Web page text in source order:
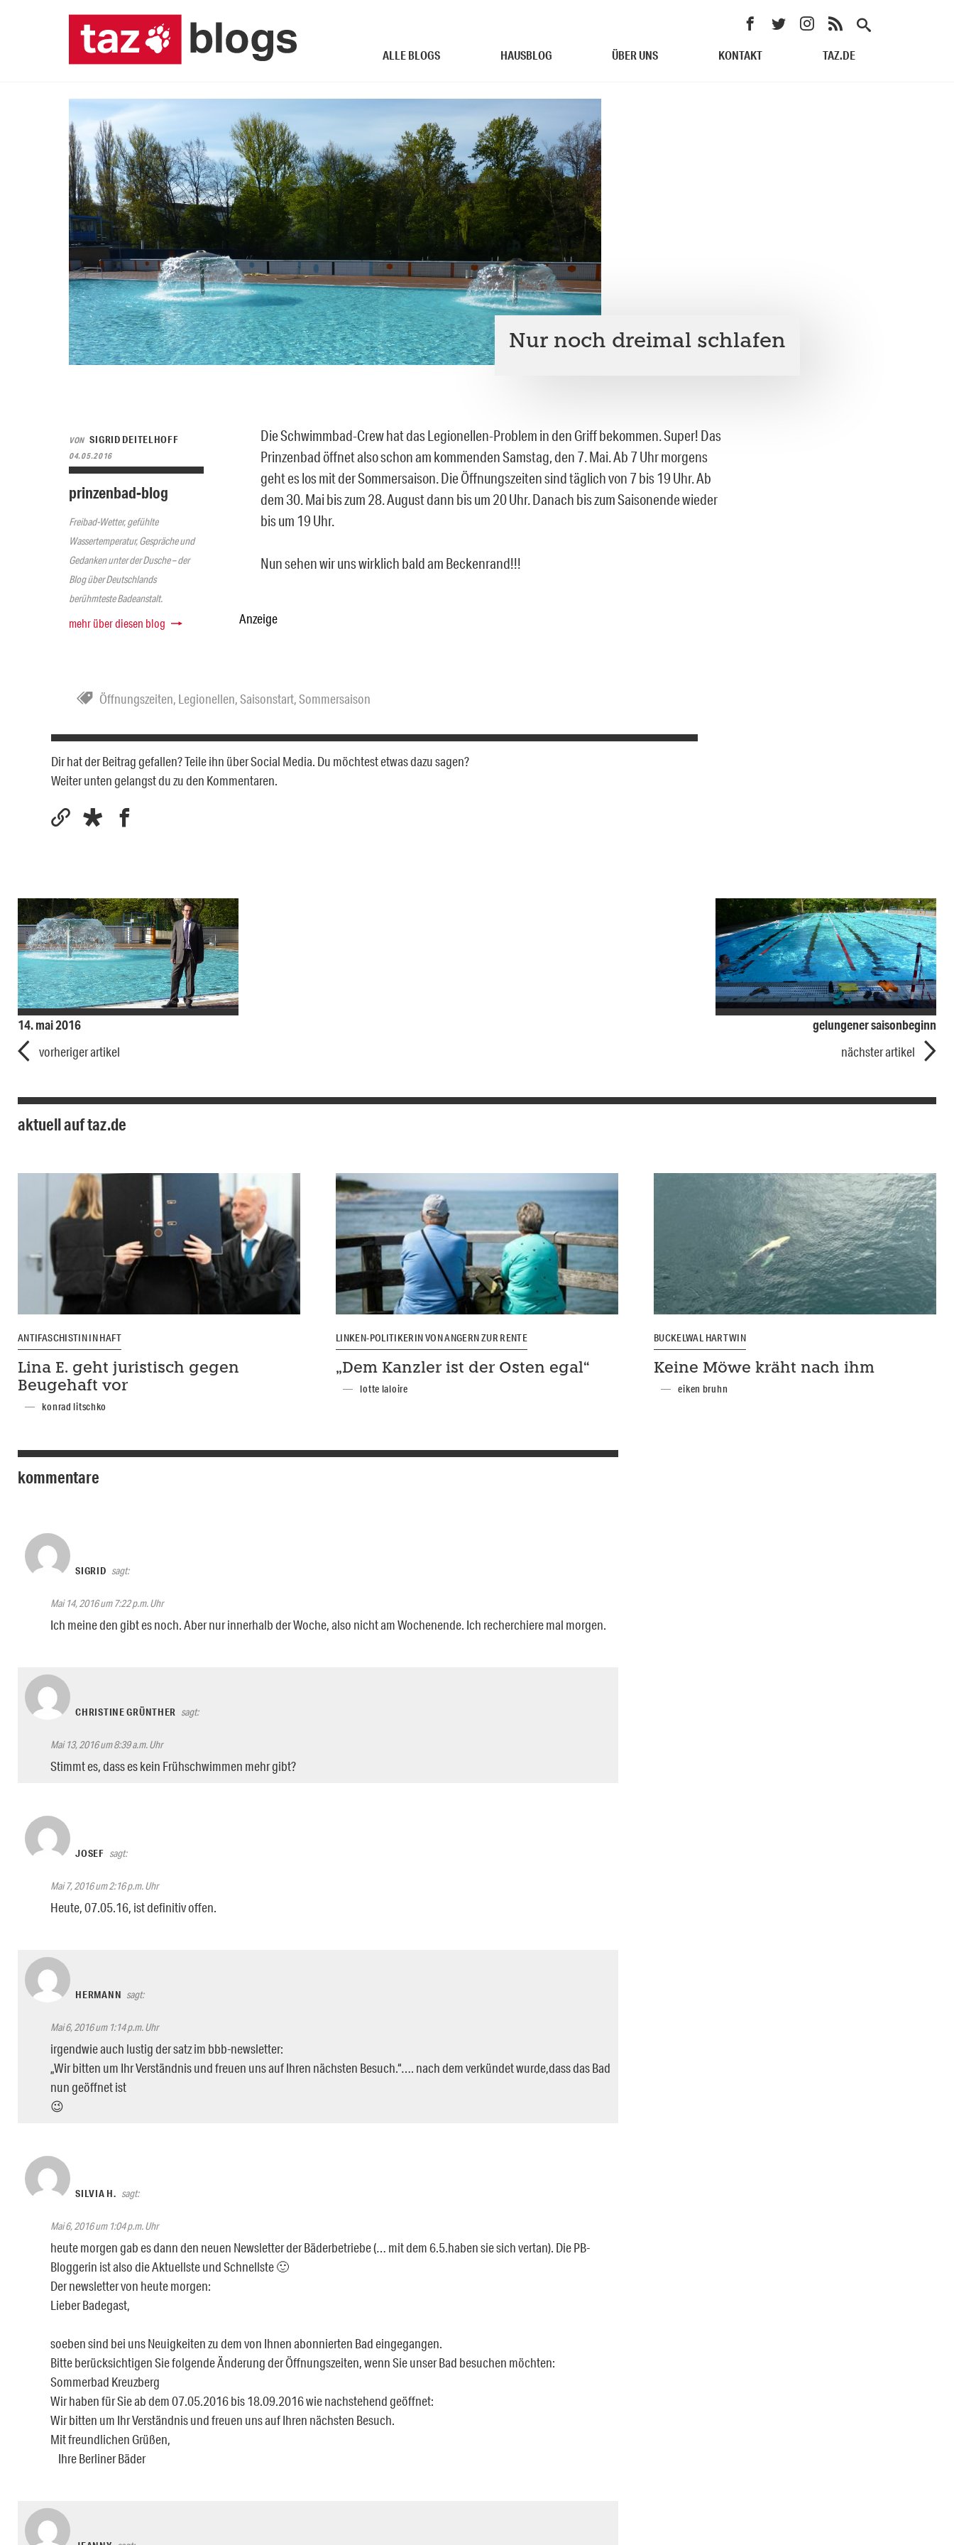
ALLE BLOGS HAUSBLOG ÜBER UNS KONTAKT TAZ.DE
Nur noch dreimal schlafen
VON SIGRID DEITELHOFF
04.05.2016
prinzenbad-blog
Freibad-Wetter, gefühlte
Wassertemperatur, Gespräche und
Gedanken unter der Dusche – der
Blog über Deutschlands
berühmteste Badeanstalt.
mehr über diesen blog
Die Schwimmbad-Crew hat das Legionellen-Problem in den Griff bekommen. Super! Das
Prinzenbad öffnet also schon am kommenden Samstag, den 7. Mai. Ab 7 Uhr morgens
geht es los mit der Sommersaison. Die Öffnungszeiten sind täglich von 7 bis 19 Uhr. Ab
dem 30. Mai bis zum 28. August dann bis um 20 Uhr. Danach bis zum Saisonende wieder
bis um 19 Uhr.
Nun sehen wir uns wirklich bald am Beckenrand!!!
Anzeige
Öffnungszeiten, Legionellen,Saisonstart,Sommersaison
Dir hat der Beitrag gefallen? Teile ihn über Social Media. Du möchtest etwas dazu sagen?
Weiter unten gelangst du zu den Kommentaren.
14. mai 2016
vorheriger artikel
gelungener saisonbeginn
nächster artikel
aktuell auf taz.de
ANTIFASCHISTIN IN HAFT
Lina E. geht juristisch gegen
Beugehaft vor
konrad litschko
LINKEN-POLITIKERIN VON ANGERN ZUR RENTE
„Dem Kanzler ist der Osten egal“
lotte laloire
BUCKELWAL HARTWIN
Keine Möwe kräht nach ihm
eiken bruhn
kommentare
SIGRID sagt:
Mai 14, 2016 um 7:22 p.m. Uhr
Ich meine den gibt es noch. Aber nur innerhalb der Woche, also nicht am Wochenende. Ich recherchiere mal morgen.
CHRISTINE GRÜNTHER sagt:
Mai 13, 2016 um 8:39 a.m. Uhr
Stimmt es, dass es kein Frühschwimmen mehr gibt?
JOSEF sagt:
Mai 7, 2016 um 2:16 p.m. Uhr
Heute, 07.05.16, ist definitiv offen.
HERMANN sagt:
Mai 6, 2016 um 1:14 p.m. Uhr
irgendwie auch lustig der satz im bbb-newsletter:
„Wir bitten um Ihr Verständnis und freuen uns auf Ihren nächsten Besuch.“…. nach dem verkündet wurde,dass das Bad
nun geöffnet ist
😉
SILVIA H. sagt:
Mai 6, 2016 um 1:04 p.m. Uhr
heute morgen gab es dann den neuen Newsletter der Bäderbetriebe (… mit dem 6.5.haben sie sich vertan). Die PB-
Bloggerin ist also die Aktuellste und Schnellste 🙂
Der newsletter von heute morgen:
Lieber Badegast,
soeben sind bei uns Neuigkeiten zu dem von Ihnen abonnierten Bad eingegangen.
Bitte berücksichtigen Sie folgende Änderung der Öffnungszeiten, wenn Sie unser Bad besuchen möchten:
Sommerbad Kreuzberg
Wir haben für Sie ab dem 07.05.2016 bis 18.09.2016 wie nachstehend geöffnet:
Wir bitten um Ihr Verständnis und freuen uns auf Ihren nächsten Besuch.
Mit freundlichen Grüßen,
Ihre Berliner Bäder